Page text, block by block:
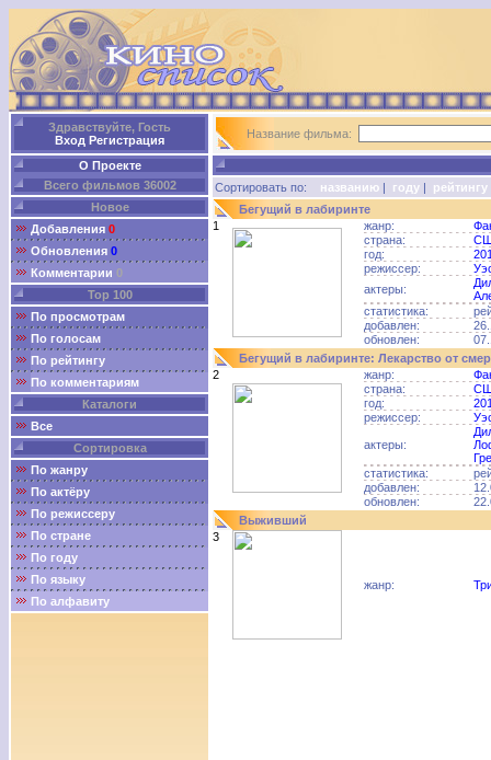
Здравствуйте, Гость
Вход Регистрация
О Проекте
Всего фильмов 36002
Новое
Добавления 0
Обновления 0
Комментарии 0
Top 100
По просмотрам
По голосам
По рейтингу
По комментариям
Каталоги
Все
Сортировка
По жанру
По актёру
По режиссеру
По стране
По году
По языку
По алфавиту
Название фильма:
Сортировать по: названию | году | рейтингу
Бегущий в лабиринте
1
жанр:
страна:
год:
режиссер:
актеры:
статистика:
добавлен:
обновлен:
Бегущий в лабиринте: Лекарство от
2
жанр:
страна:
год:
режиссер:
актеры:
статистика:
добавлен:
обновлен:
Выживший
3
жанр: